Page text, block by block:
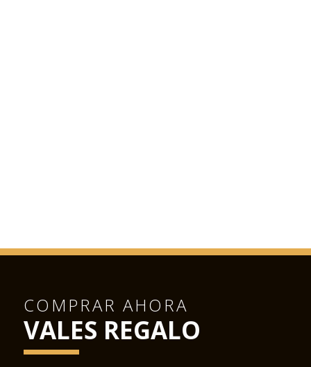
COMPRAR AHORA
VALES REGALO